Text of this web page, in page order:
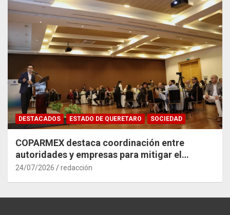
DESTACADOS ESTADO DE QUERETARO SOCIEDAD
COPARMEX destaca coordinación entre
autoridades y empresas para mitigar el
impacto del Tren México–Querétaro
24/07/2026 redacción